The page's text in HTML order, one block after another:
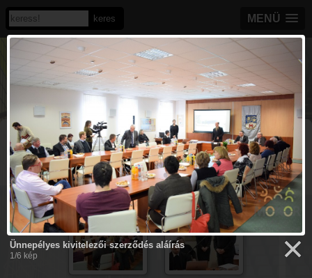
MENÜ
MONOR VÁROSI
SPORTCSARNOK
KÉPTÁR
[ « vissza a képtárakhoz ]
Ünnepélyes kivitelezői szerződés aláírás
Ünnepélyes kivitelezői szerződés aláírás
1/6 kép